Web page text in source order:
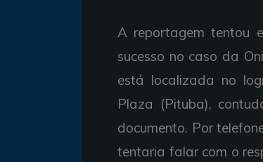
A reportagem tentou
sucesso no caso da
está localizada no
Plaza (Pituba),
documento. Por
tentaria falar com o